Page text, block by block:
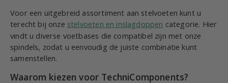
Voor een uitgebreid assortiment aan stelvoeten kunt u
terecht bij onze stelvoeten en inslagdoppen categorie. Hier
vindt u diverse voetbases die compatibel zijn met onze
spindels, zodat u eenvoudig de juiste combinatie kunt
samenstellen.
Waarom kiezen voor TechniComponents?